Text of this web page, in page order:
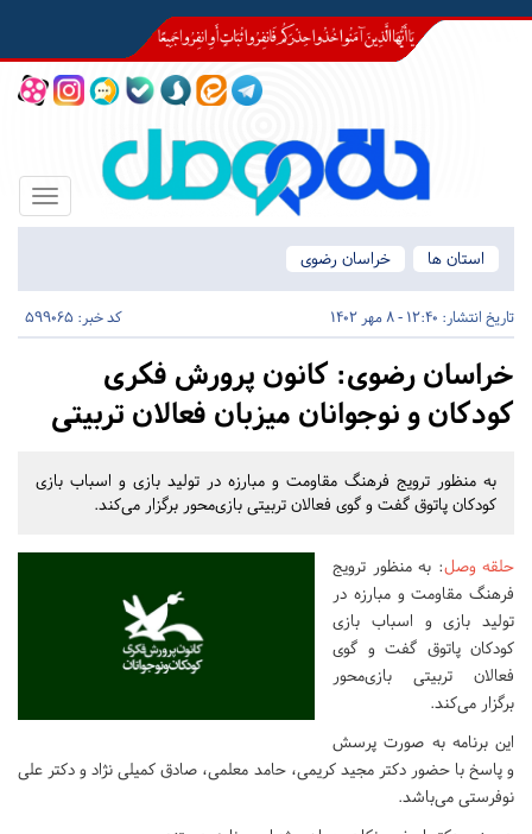
Toggle
استان ها
خراسان رضوی
تاریخ انتشار: 12:40 - 8 مهر 1402 کد خبر: 599065
خراسان رضوی: کانون پرورش فکری
کودکان و نوجوانان میزبان فعالان تربیتی
به منظور ترویج فرهنگ مقاومت و مبارزه در تولید بازی و اسباب بازی
کودکان پاتوق گفت و گوی فعالان تربیتی بازی‌محور برگزار می‌کند.
حلقه وصل: به منظور ترویج
فرهنگ مقاومت و مبارزه در
تولید بازی و اسباب بازی
کودکان پاتوق گفت و گوی
فعالان تربیتی بازی‌محور
برگزار می‌کند.
این برنامه به صورت پرسش
و پاسخ با حضور دکتر مجید کریمی، حامد معلمی، صادق کمیلی نژاد و دکتر علی
نوفرستی می‌باشد.